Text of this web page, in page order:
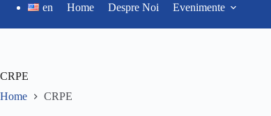
en Home Despre Noi Evenimente
CRPE
Home
CRPE